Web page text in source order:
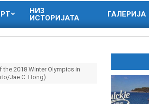
НИЗ
ИСТОРИЈАТА
ГАЛЕРИЈА
2018 Winter Olympics in
Jae C. Hong)